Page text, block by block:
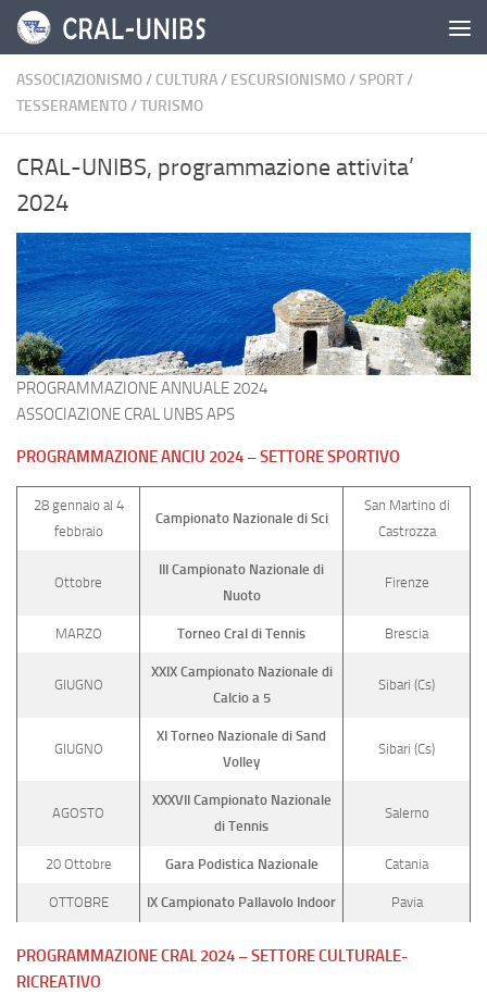
Salta al contenuto
ASSOCIAZIONISMO/ CULTURA/ ESCURSIONISMO/SPORT/
TESSERAMENTO/TURISMO
CRAL-UNIBS, programmazione attivita’
2024
PROGRAMMAZIONE ANNUALE 2024
ASSOCIAZIONE CRAL UNBS APS
PROGRAMMAZIONE ANCIU 2024 – SETTORE SPORTIVO
28 gennaio al 4
febbraio
Campionato Nazionale di Sci
San Martino di
Castrozza
Ottobre
III Campionato Nazionale di
Nuoto
Firenze
MARZO Torneo Cral di Tennis Brescia
GIUGNO
XXIX Campionato Nazionale di
Calcio a 5
Sibari (Cs)
GIUGNO
XI Torneo Nazionale di Sand
Volley
Sibari (Cs)
AGOSTO
XXXVII Campionato Nazionale
di Tennis
Salerno
20 Ottobre Gara Podistica Nazionale Catania
OTTOBRE IX Campionato Pallavolo Indoor Pavia
PROGRAMMAZIONE CRAL 2024 – SETTORE CULTURALE-
RICREATIVO